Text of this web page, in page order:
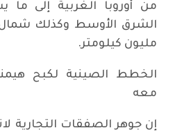
من أوروبا الغربية إلى
مليون كيلومتر.
الخطط الصينية لكبح
معه